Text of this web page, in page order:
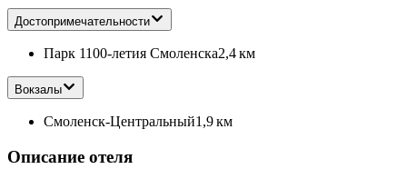
Достопримечательности
Парк 1100-летия Смоленска2,4 км
Вокзалы
Смоленск-Центральный1,9 км
Описание отеля